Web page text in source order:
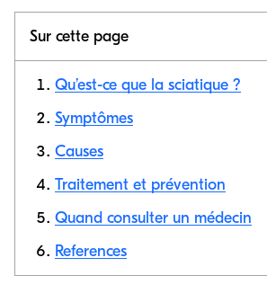
Sur cette page
Qu’est-ce que la sciatique ?
Symptômes
Causes
Traitement et prévention
Quand consulter un médecin
References